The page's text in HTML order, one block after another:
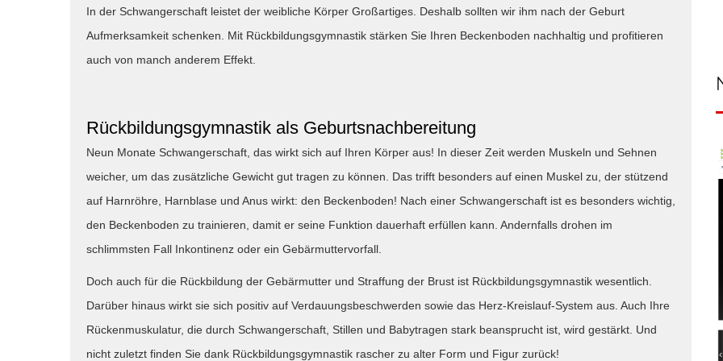
In der Schwangerschaft leistet der weibliche Körper Großartiges. Deshalb sollten wir ihm nach der Geburt
Aufmerksamkeit schenken. Mit Rückbildungsgymnastik stärken Sie Ihren Beckenboden nachhaltig und profitieren
auch von manch anderem Effekt.
Rückbildungsgymnastik als Geburtsnachbereitung
Neun Monate Schwangerschaft, das wirkt sich auf Ihren Körper aus! In dieser Zeit werden Muskeln und Sehnen
weicher, um das zusätzliche Gewicht gut tragen zu können. Das trifft besonders auf einen Muskel zu, der stützend
auf Harnröhre, Harnblase und Anus wirkt: den Beckenboden! Nach einer Schwangerschaft ist es besonders wichtig,
den Beckenboden zu trainieren, damit er seine Funktion dauerhaft erfüllen kann. Andernfalls drohen im
schlimmsten Fall Inkontinenz oder ein Gebärmuttervorfall.
Doch auch für die Rückbildung der Gebärmutter und Straffung der Brust ist Rückbildungsgymnastik wesentlich.
Darüber hinaus wirkt sie sich positiv auf Verdauungsbeschwerden sowie das Herz-Kreislauf-System aus. Auch Ihre
Rückenmuskulatur, die durch Schwangerschaft, Stillen und Babytragen stark beansprucht ist, wird gestärkt. Und
nicht zuletzt finden Sie dank Rückbildungsgymnastik rascher zu alter Form und Figur zurück!